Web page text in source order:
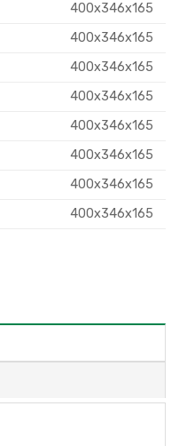
400x346x165
400x346x165
400x346x165
400x346x165
400x346x165
400x346x165
400x346x165
400x346x165